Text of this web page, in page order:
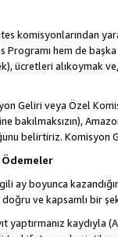
komisyonlarından
hem de
ücretleri alıkoymak
Geliri veya Özel
belirtiriz. Komisyon
Ödemeler
ay boyunca
ve kapsamlı bir
yaptırmanız